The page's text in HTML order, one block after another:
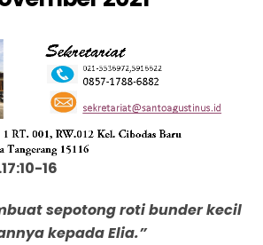
16
sepotong roti bunder kecil
kepada Elia.”